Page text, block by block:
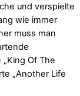
und verspielte
wie immer
muss man
Of The
„Another Life